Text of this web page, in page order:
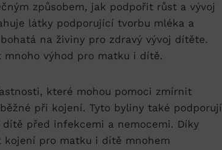
způsobem, jak podpořit růst a‌ vývoj
látky podporující tvorbu mléka⁤ a
na ⁣živiny pro ‌zdravý vývoj dítěte.
výhod pro matku ​i​ dítě.
‌které mohou pomoci‌ zmírnit
při kojení.⁢ Tyto byliny‌ také podporují‌
před infekcemi a nemocemi. Díky
kojení ⁤pro ⁢matku⁣ i dítě mnohem‍